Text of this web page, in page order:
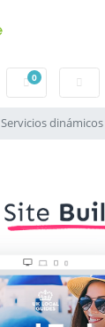
0
Carrito
Servicios dinámicos